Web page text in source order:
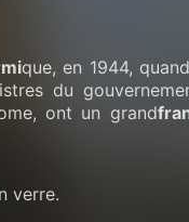
que, en 1944,
du
ont un grand
verre.